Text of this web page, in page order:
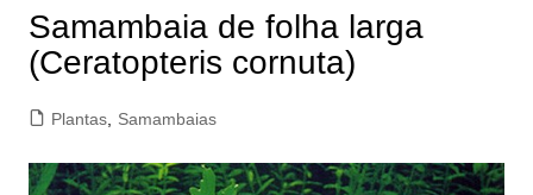
Samambaia de folha larga
(Ceratopteris cornuta)
Plantas, Samambaias